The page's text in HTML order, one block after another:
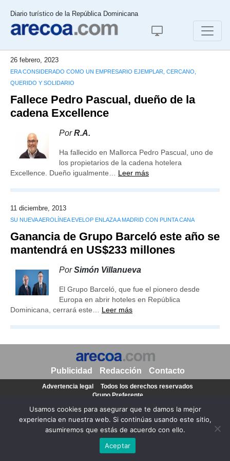
Diario turístico de la República Dominicana
26 febrero, 2023
ERA CONSIDERADO COMO UN EMPRESARIO EJEMPLAR, CERCANO,
QUERIDO Y SOLIDARIO
Fallece Pedro Pascual, dueño de la
cadena Excellence
PorR.A.
Ha fallecido en Mallorca Pedro Pascual, uno de
los propietarios de la cadena hotelera
Excellence. Dueño igualmente… Leer más
11 diciembre, 2013
SU NUEVA AEROLÍNEA EVELOP ENLAZA A MADRID CON PUNTA CANA
Ganancia de Grupo Barceló este año se
mantendrá en US$233 millones
PorSimón Villanueva
El Grupo Barceló, que fue el pionero desde
Europa en abrir hoteles en República
Dominicana, cerrará este… Leer más
Usamos cookies para asegurar que te damos la mejor
experiencia en nuestra web. Si continúas usando este sitio,
asumiremos que estás de acuerdo con ello.
Aceptar
Publicidad Redacción Contacto
Advertencia legal
Todos los derechos reservados
Grupo Preferente